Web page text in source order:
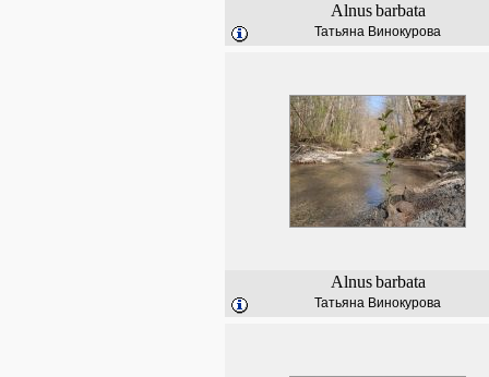
Alnus barbata
Татьяна Винокурова
Alnus barbata
Татьяна Винокурова